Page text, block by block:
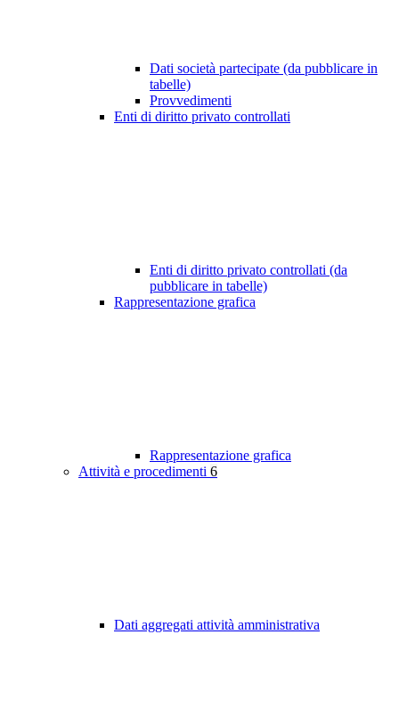
Dati società partecipate (da pubblicare in
tabelle)
Provvedimenti
Enti di diritto privato controllati
Enti di diritto privato controllati (da
pubblicare in tabelle)
Rappresentazione grafica
Rappresentazione grafica
Attività e procedimenti 6
Dati aggregati attività amministrativa